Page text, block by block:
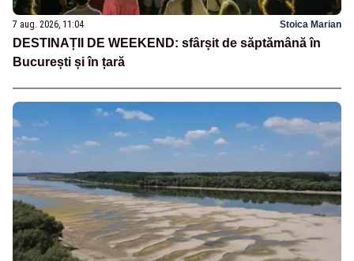
7 aug. 2026, 11:04 Stoica Marian
DESTINAȚII DE WEEKEND: sfârșit de săptămână în
București și în țară